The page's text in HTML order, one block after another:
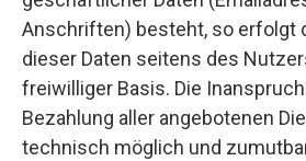
Anschriften) besteht, so erfolgt
dieser Daten seitens des
freiwilliger Basis. Die
Bezahlung aller angebotenen
technisch möglich und